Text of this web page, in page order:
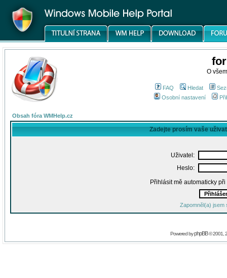
O
FAQ Hledat
Osobní nastavení
Obsah fóra WMHelp.cz
Zadejte prosím vaše
Uživatel:
Heslo:
Přihlásit mě automaticky
Zapomněl(a) jsem
Powered byphpBB© 2001,